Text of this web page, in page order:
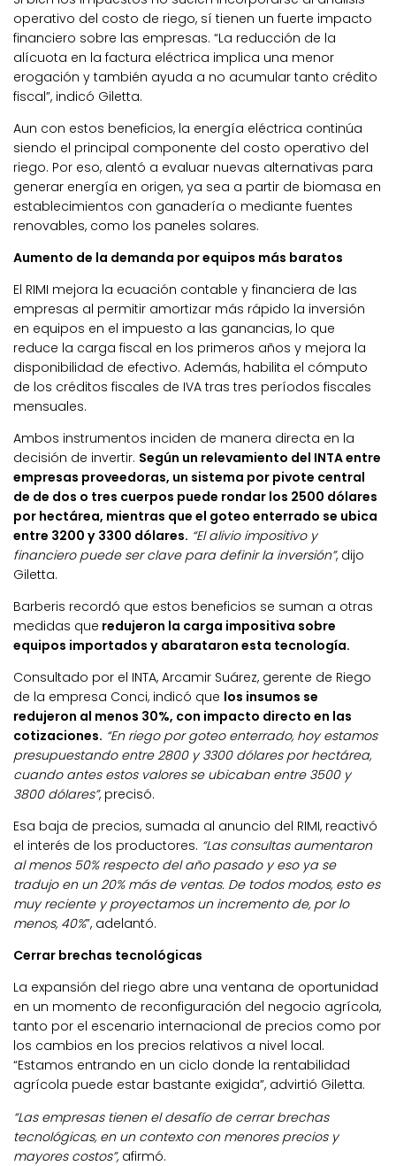
operativo del costo de riego, sí tienen un fuerte impacto
financiero sobre las empresas. “La reducción de la
alícuota en la factura eléctrica implica una menor
erogación y también ayuda a no acumular tanto crédito
fiscal”, indicó Giletta.
Aun con estos beneficios, la energía eléctrica continúa
siendo el principal componente del costo operativo del
riego. Por eso, alentó a evaluar nuevas alternativas para
generar energía en origen, ya sea a partir de biomasa en
establecimientos con ganadería o mediante fuentes
renovables, como los paneles solares.
Aumento de la demanda por equipos más baratos
El RIMI mejora la ecuación contable y financiera de las
empresas al permitir amortizar más rápido la inversión
en equipos en el impuesto a las ganancias, lo que
reduce la carga fiscal en los primeros años y mejora la
disponibilidad de efectivo. Además, habilita el cómputo
de los créditos fiscales de IVA tras tres períodos fiscales
mensuales.
Ambos instrumentos inciden de manera directa en la
decisión de invertir. Según un relevamiento del INTA entre
empresas proveedoras, un sistema por pivote central
de de dos o tres cuerpos puede rondar los 2500 dólares
por hectárea, mientras que el goteo enterrado se ubica
entre 3200 y 3300 dólares. “El alivio impositivo y
financiero puede ser clave para definir la inversión”, dijo
Giletta.
Barberis recordó que estos beneficios se suman a otras
medidas que redujeron la carga impositiva sobre
equipos importados y abarataron esta tecnología.
Consultado por el INTA, Arcamir Suárez, gerente de Riego
de la empresa Conci, indicó que los insumos se
redujeron al menos 30%, con impacto directo en las
cotizaciones. “En riego por goteo enterrado, hoy estamos
presupuestando entre 2800 y 3300 dólares por hectárea,
cuando antes estos valores se ubicaban entre 3500 y
3800 dólares”, precisó.
Esa baja de precios, sumada al anuncio del RIMI, reactivó
el interés de los productores. “Las consultas aumentaron
al menos 50% respecto del año pasado y eso ya se
tradujo en un 20% más de ventas. De todos modos, esto es
muy reciente y proyectamos un incremento de, por lo
menos, 40%”, adelantó.
Cerrar brechas tecnológicas
La expansión del riego abre una ventana de oportunidad
en un momento de reconfiguración del negocio agrícola,
tanto por el escenario internacional de precios como por
los cambios en los precios relativos a nivel local.
“Estamos entrando en un ciclo donde la rentabilidad
agrícola puede estar bastante exigida”, advirtió Giletta.
“Las empresas tienen el desafío de cerrar brechas
tecnológicas, en un contexto con menores precios y
mayores costos”,afirmó.